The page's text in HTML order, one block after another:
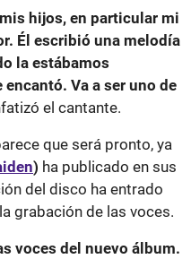
hijos, en particular mi
Él escribió una melodía
la estábamos
Va a ser uno de
el cantante.
que será pronto, ya
) ha publicado en sus
del disco ha entrado
grabación de las voces.
voces del nuevo álbum.